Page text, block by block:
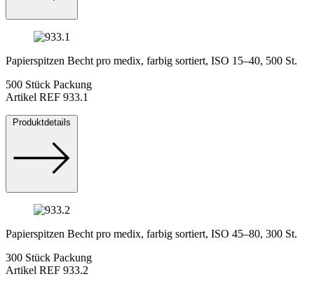
Papierspitzen Becht pro medix, farbig sortiert, ISO 15–40, 500 St.
500 Stück Packung
Artikel REF 933.1
Produktdetails
Papierspitzen Becht pro medix, farbig sortiert, ISO 45–80, 300 St.
300 Stück Packung
Artikel REF 933.2